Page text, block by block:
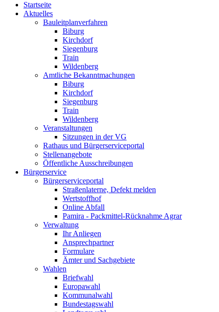
Startseite
Aktuelles
Bauleitplanverfahren
Biburg
Kirchdorf
Siegenburg
Train
Wildenberg
Amtliche Bekanntmachungen
Biburg
Kirchdorf
Siegenburg
Train
Wildenberg
Veranstaltungen
Sitzungen in der VG
Rathaus und Bürgerserviceportal
Stellenangebote
Öffentliche Ausschreibungen
Bürgerservice
Bürgerserviceportal
Straßenlaterne, Defekt melden
Wertstoffhof
Online Abfall
Pamira - Packmittel-Rücknahme Agrar
Verwaltung
Ihr Anliegen
Ansprechpartner
Formulare
Ämter und Sachgebiete
Wahlen
Briefwahl
Europawahl
Kommunalwahl
Bundestagswahl